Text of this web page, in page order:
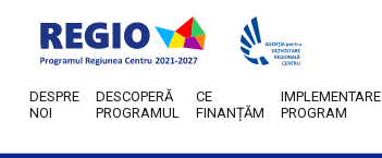
DESPRE
NOI
DESCOPERĂ
PROGRAMUL
CE
FINANȚĂM
IMPLEMENTARE
PROGRAM